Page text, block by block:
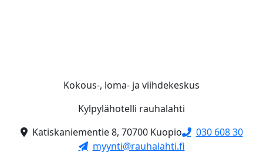
Kokous-, loma- ja viihdekeskus
Kylpylähotelli rauhalahti
Katiskaniementie 8, 70700 Kuopio
030 608 30
myynti@rauhalahti.fi